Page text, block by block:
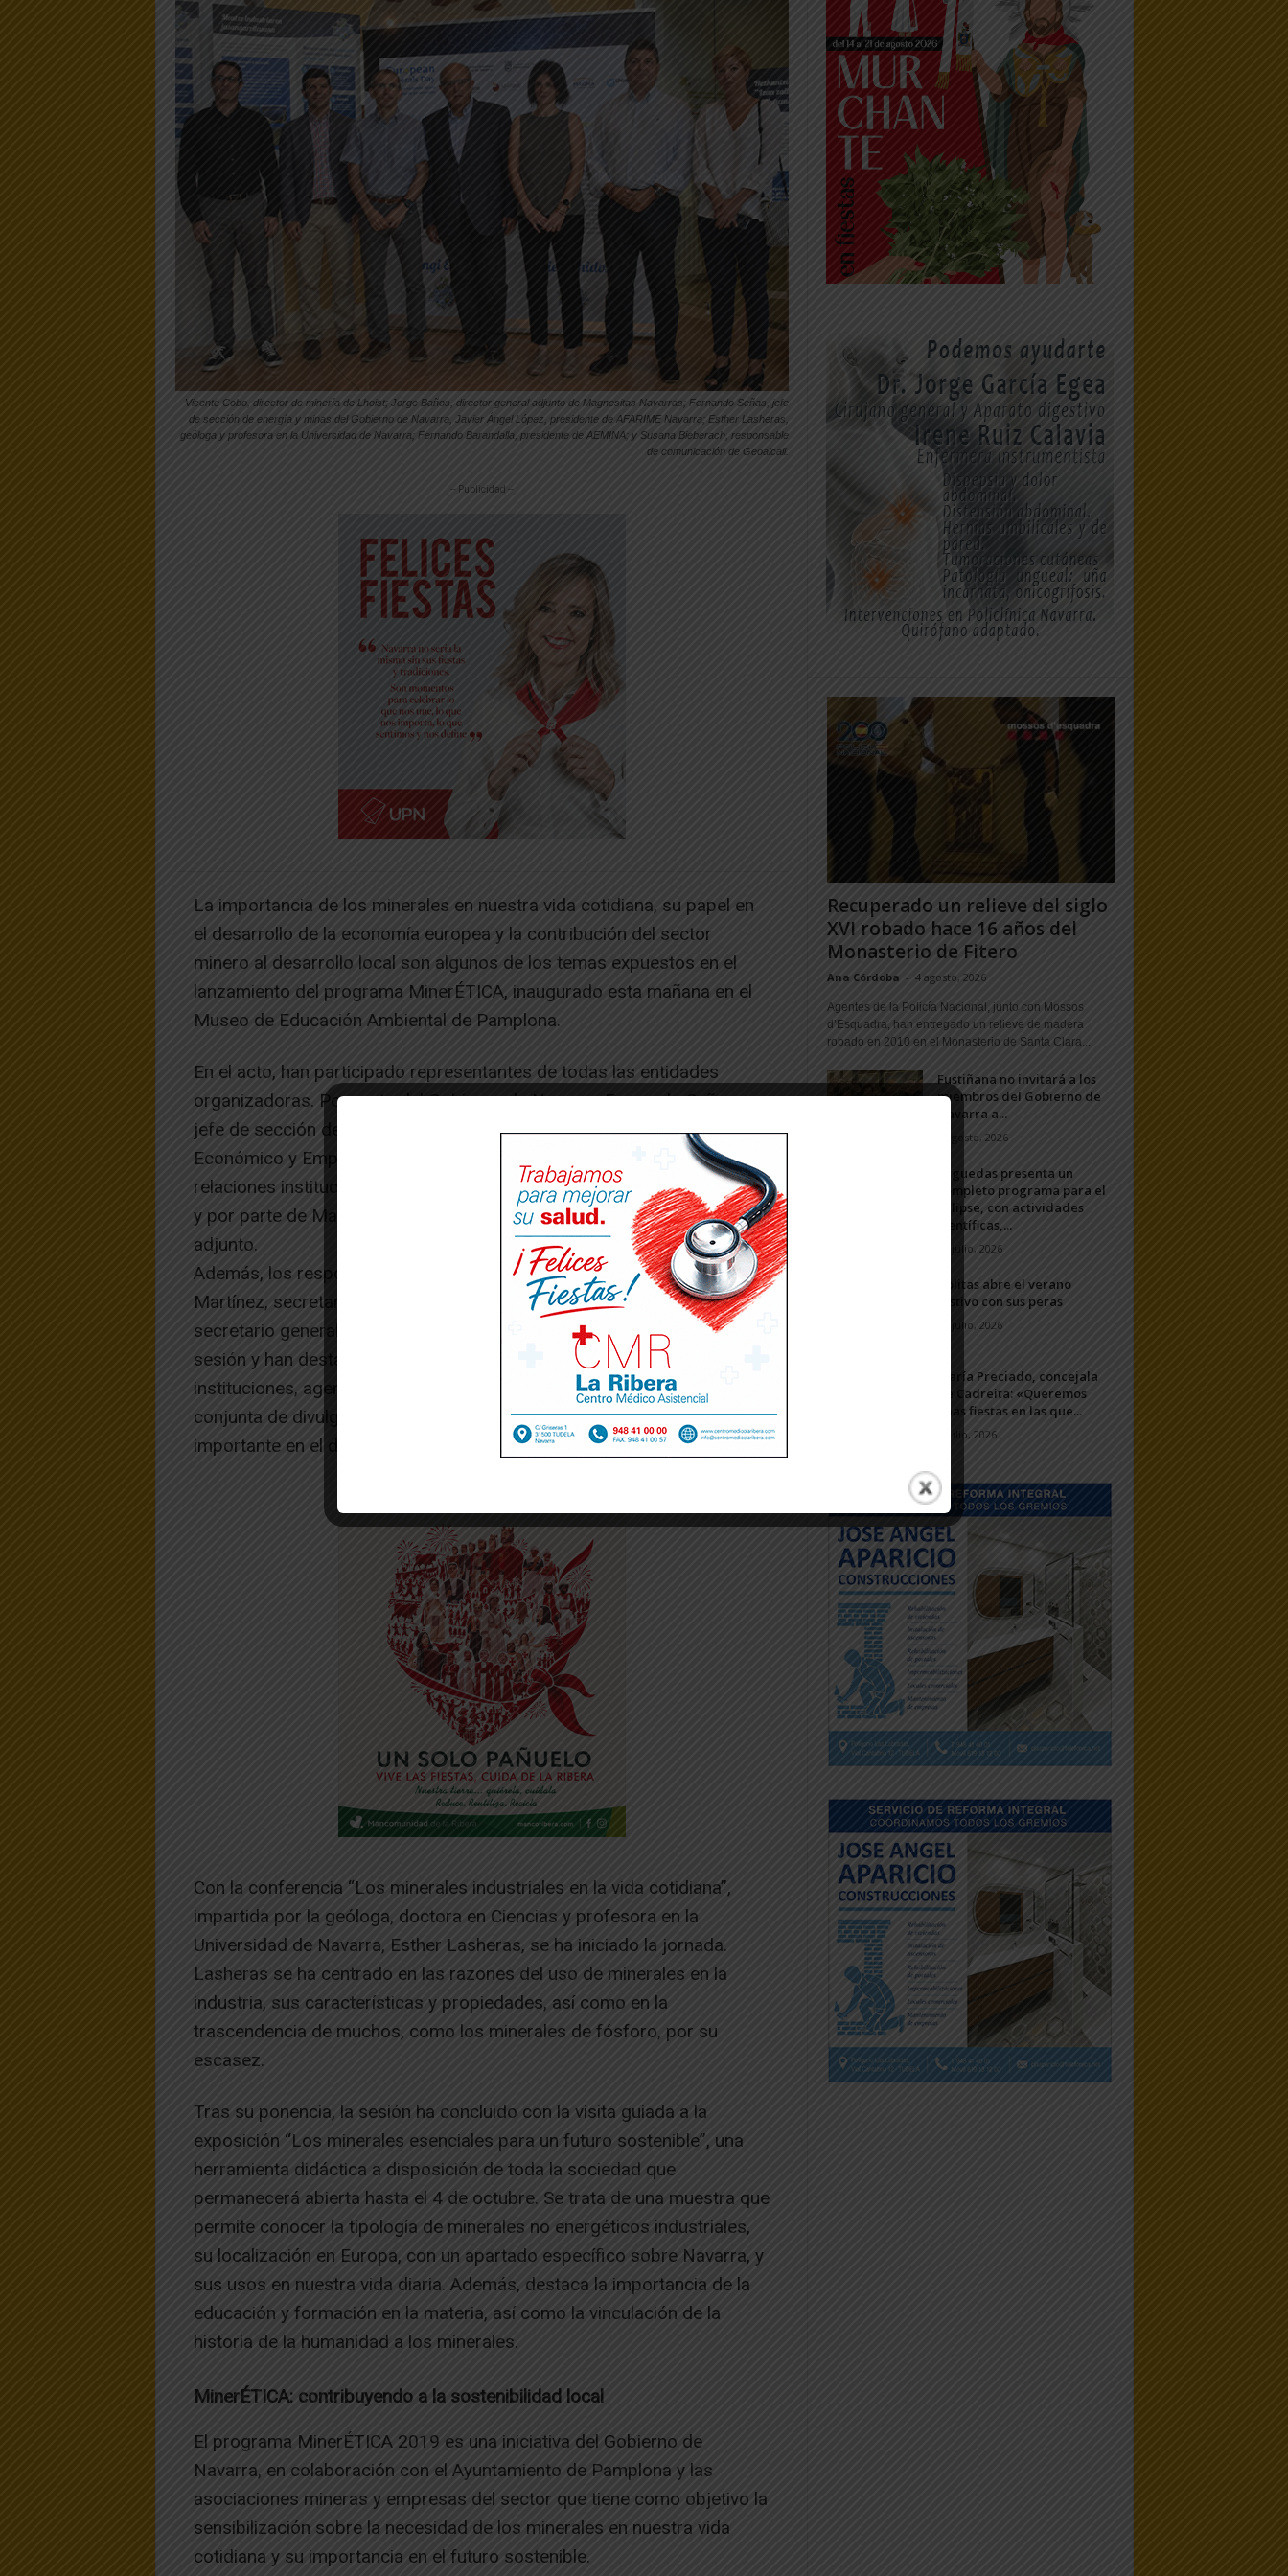
Vicente Cobo, director de minería de Lhoist; Jorge Baños, director general adjunto de Magnesitas Navarras; Fernando Señas, jefe
de sección de energía y minas del Gobierno de Navarra, Javier Ángel López, presidente de AFARIME Navarra; Esther Lasheras,
geóloga y profesora en la Universidad de Navarra; Fernando Barandalla, presidente de AEMINA; y Susana Bieberach, responsable
de comunicación de Geoalcali.
-- Publicidad --
La importancia de los minerales en nuestra vida cotidiana, su papel en
el desarrollo de la economía europea y la contribución del sector
minero al desarrollo local son algunos de los temas expuestos en el
lanzamiento del programa MinerÉTICA, inaugurado esta mañana en el
Museo de Educación Ambiental de Pamplona.
En el acto, han participado representantes de todas las entidades
organizadoras. Por parte del Gobierno de Navarra, Fernando Señas,
jefe de sección de Energía y Minas del Departamento de Desarrollo
Económico y Empresarial; de Geoalcali, Ricardo Pérez, director de
relaciones institucionales; de LHOIST, Vicente Cobo, director de minería;
y por parte de Magnesitas Navarras, Jorge Baños, director general
adjunto.
Además, los responsables de las asociaciones mineras navarras, Rita
Martínez, secretaria técnica de AFARIME NAVARRA, y Javier Fermín,
secretario general de AEMINA, han sido los encargados de presentar la
sesión y han destacado que “MinerÉTICA surge del esfuerzo de
instituciones, agentes y empresas mineras unidos en una acción
conjunta de divulgación y sensibilización sobre un sector muy
importante en el desarrollo sostenible de Europa”.
Con la conferencia “Los minerales industriales en la vida cotidiana”,
impartida por la geóloga, doctora en Ciencias y profesora en la
Universidad de Navarra, Esther Lasheras, se ha iniciado la jornada.
Lasheras se ha centrado en las razones del uso de minerales en la
industria, sus características y propiedades, así como en la
trascendencia de muchos, como los minerales de fósforo, por su
escasez.
Tras su ponencia, la sesión ha concluido con la visita guiada a la
exposición “Los minerales esenciales para un futuro sostenible”, una
herramienta didáctica a disposición de toda la sociedad que
permanecerá abierta hasta el 4 de octubre. Se trata de una muestra que
permite conocer la tipología de minerales no energéticos industriales,
su localización en Europa, con un apartado específico sobre Navarra, y
sus usos en nuestra vida diaria. Además, destaca la importancia de la
educación y formación en la materia, así como la vinculación de la
historia de la humanidad a los minerales.
MinerÉTICA: contribuyendo a la sostenibilidad local
El programa MinerÉTICA 2019 es una iniciativa del Gobierno de
Navarra, en colaboración con el Ayuntamiento de Pamplona y las
asociaciones mineras y empresas del sector que tiene como objetivo la
sensibilización sobre la necesidad de los minerales en nuestra vida
cotidiana y su importancia en el futuro sostenible.
Recuperado un relieve del siglo
XVI robado hace 16 años del
Monasterio de Fitero
Ana Córdoba - 4 agosto, 2026
Agentes de la Policía Nacional, junto con Mossos
d’Esquadra, han entregado un relieve de madera
robado en 2010 en el Monasterio de Santa Clara...
Fustiñana no invitará a los
miembros del Gobierno de
Navarra a...
1 agosto, 2026
Arguedas presenta un
completo programa para el
eclipse, con actividades
científicas,...
20 julio, 2026
Ablitas abre el verano
festivo con sus peras
11 julio, 2026
María Preciado, concejala
de Cadreita: «Queremos
unas fiestas en las que...
7 julio, 2026